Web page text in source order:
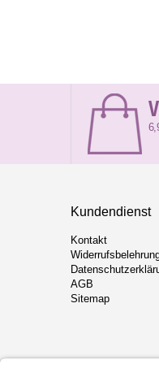
Kundendienst
Kontakt
AGB
Sitemap